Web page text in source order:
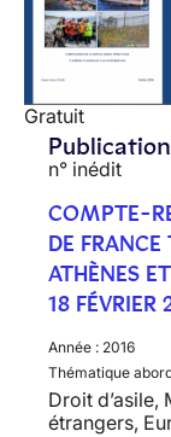
Gratuit
n° inédit
COMPTE-
DE FRANCE
ATHÈNES
18 FÉVRIER
Année : 2016
Thématique
Droit d’asile,
étrangers,